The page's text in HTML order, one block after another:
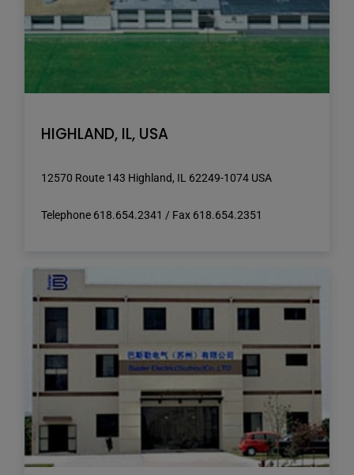
HIGHLAND, IL, USA
12570 Route 143 Highland, IL 62249-1074 USA
Telephone 618.654.2341 / Fax 618.654.2351